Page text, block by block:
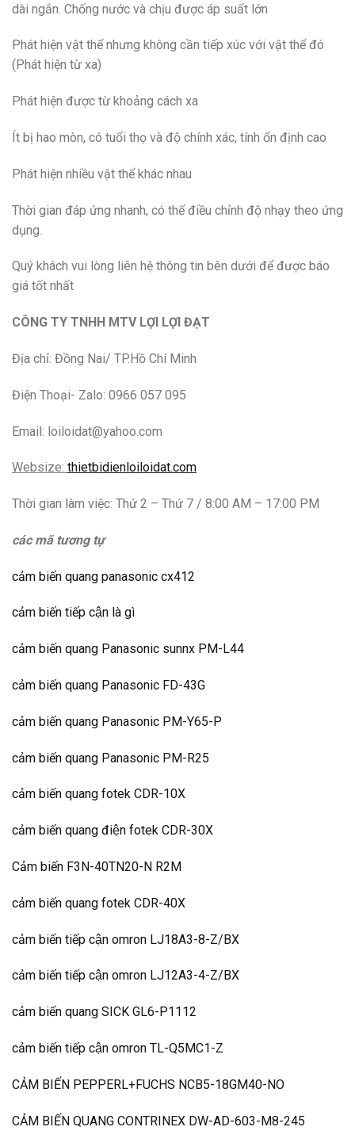
dài ngắn. Chống nước và chịu được áp suất lớn
Phát hiện vật thể nhưng không cần tiếp xúc với vật thể đó
(Phát hiện từ xa)
Phát hiện được từ khoảng cách xa
Ít bị hao mòn, có tuổi thọ và độ chính xác, tính ổn định cao
Phát hiện nhiều vật thể khác nhau
Thời gian đáp ứng nhanh, có thể điều chỉnh độ nhạy theo ứng
dụng.
Quý khách vui lòng liên hệ thông tin bên dưới để được báo
giá tốt nhất
CÔNG TY TNHH MTV LỢI LỢI ĐẠT
Địa chỉ: Đồng Nai/ TP.Hồ Chí Minh
Điện Thoại- Zalo: 0966 057 095
Email: loiloidat@yahoo.com
Websize: thietbidienloiloidat.com
Thời gian làm việc: Thứ 2 – Thứ 7 / 8:00 AM – 17:00 PM
các mã tương tự
cảm biến quang panasonic cx412
cảm biến tiếp cận là gì
cảm biến quang Panasonic sunnx PM-L44
cảm biến quang Panasonic FD-43G
cảm biến quang Panasonic PM-Y65-P
cảm biến quang Panasonic PM-R25
cảm biến quang fotek CDR-10X
cảm biến quang điện fotek CDR-30X
Cảm biến F3N-40TN20-N R2M
cảm biến quang fotek CDR-40X
cảm biến tiếp cận omron LJ18A3-8-Z/BX
cảm biến tiếp cận omron LJ12A3-4-Z/BX
cảm biến quang SICK GL6-P1112
cảm biến tiếp cận omron TL-Q5MC1-Z
CẢM BIẾN PEPPERL+FUCHS NCB5-18GM40-NO
CẢM BIẾN QUANG CONTRINEX DW-AD-603-M8-245